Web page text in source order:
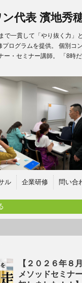
代表 濱地秀
で一貫して「やり抜く力」
ログラムを提供。 個別コン
ー・セミナー講師。 「8時
ル 企業研修 問い合
【２０２６年８
メソッドセミナ